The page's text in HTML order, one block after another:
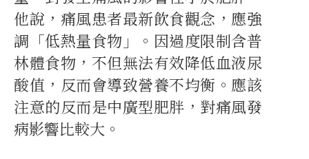
他說，痛風患者最新飲食觀念，應強
調「低熱量食物」。因過度限制含普
林體食物，不但無法有效降低血液尿
酸值，反而會導致營養不均衡。應該
注意的反而是中廣型肥胖，對痛風發
病影響比較大。